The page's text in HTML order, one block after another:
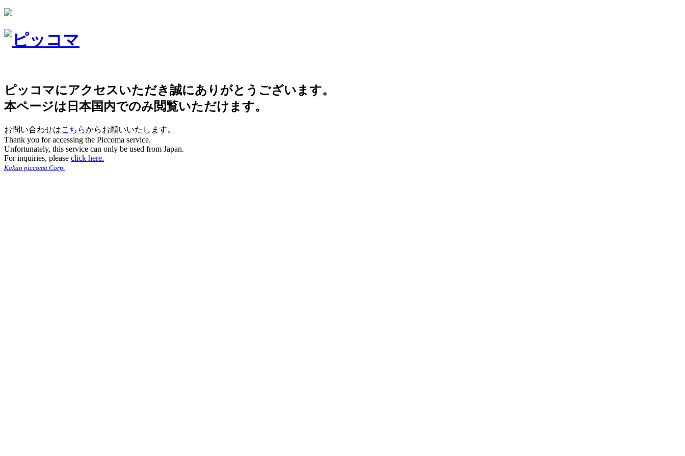
ピッコマにアクセスいただき誠にありがとうございます。
本ページは日本国内でのみ閲覧いただけます。
お問い合わせはこちらからお願いいたします。
Thank you for accessing the Piccoma service.
Unfortunately, this service can only be used from Japan.
For inquiries, please click here.
Kakao piccoma Corp.